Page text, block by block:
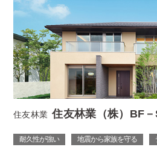
住友林業 住友林業（株）BF
耐久性が強い 地震から家族を守る